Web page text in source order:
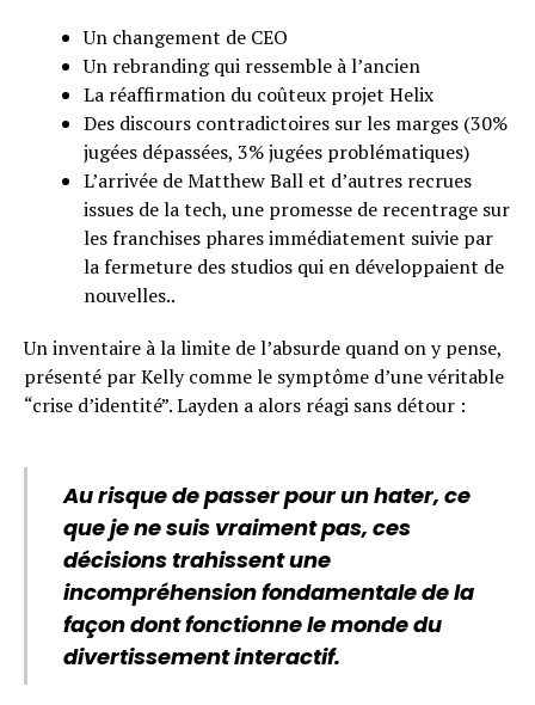
Un changement de CEO
Un rebranding qui ressemble à l’ancien
La réaffirmation du coûteux projet Helix
Des discours contradictoires sur les marges (30%
jugées dépassées, 3% jugées problématiques)
L’arrivée de Matthew Ball et d’autres recrues
issues de la tech, une promesse de recentrage sur
les franchises phares immédiatement suivie par
la fermeture des studios qui en développaient de
nouvelles..
Un inventaire à la limite de l’absurde quand on y pense,
présenté par Kelly comme le symptôme d’une véritable
“crise d’identité”. Layden a alors réagi sans détour :
Au risque de passer pour un hater, ce
que je ne suis vraiment pas, ces
décisions trahissent une
incompréhension fondamentale de la
façon dont fonctionne le monde du
divertissement interactif.